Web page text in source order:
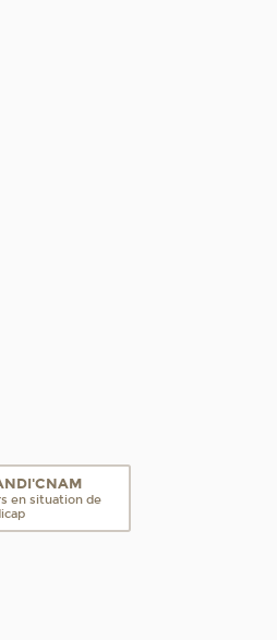
en situation de